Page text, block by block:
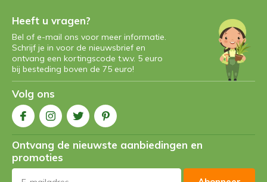
Heeft u vragen?
Bel of e-mail ons voor meer informatie.
Schrijf je in voor de nieuwsbrief en
ontvang een kortingscode t.w.v. 5 euro
bij besteding boven de 75 euro!
Volg ons
Ontvang de nieuwste aanbiedingen en
promoties